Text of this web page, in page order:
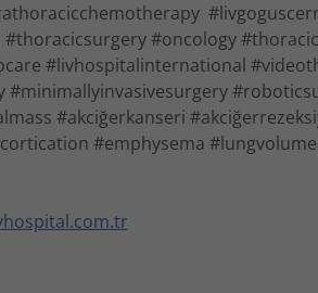
#oncology
#livhospitalinternational
#minimallyinvasivesurgery
#akciğerkanseri
#emphysema